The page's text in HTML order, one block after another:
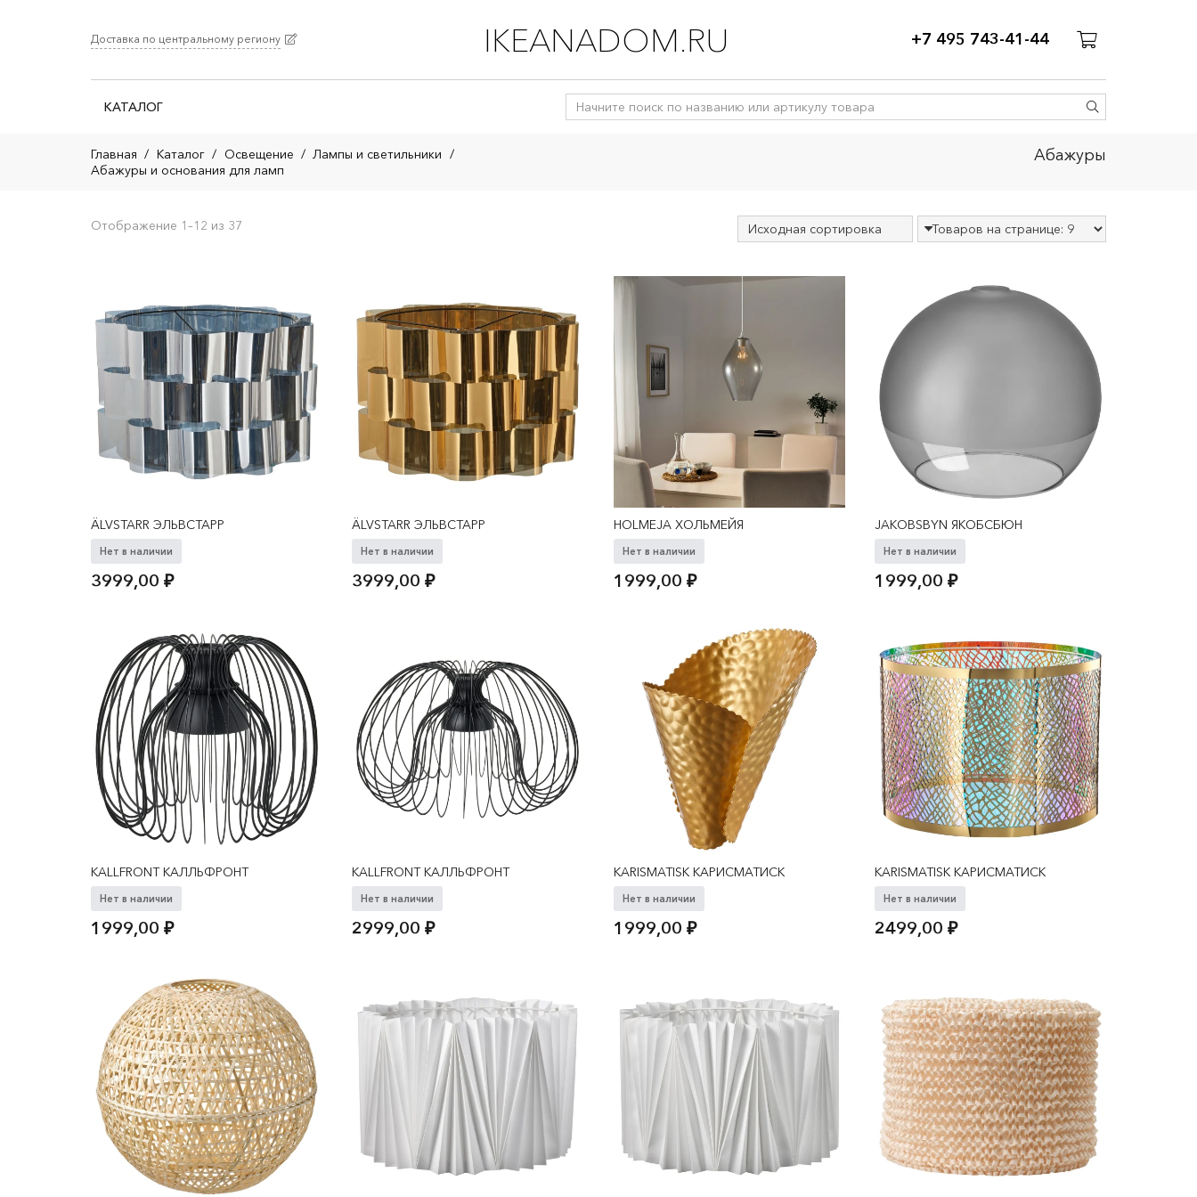
Доставка по центральному региону IKEANADOM.RU +7 495 743-41-44
КАТАЛОГ
Главная / Каталог / Освещение / Лампы и светильники /
Абажуры и основания для ламп
Абажуры
Отображение 1–12 из 37
ÄLVSTARR ЭЛЬВСТАРР
Нет в наличии
3999,00 ₽
ÄLVSTARR ЭЛЬВСТАРР
Нет в наличии
3999,00₽
HOLMEJA ХОЛЬМЕЙЯ
Нет в наличии
1999,00 ₽
JAKOBSBYN ЯКОБСБЮН
Нет в наличии
1999,00₽
KALLFRONT КАЛЛЬФРОНТ
Нет в наличии
1999,00 ₽
KALLFRONT КАЛЛЬФРОНТ
Нет в наличии
2999,00₽
KARISMATISK КАРИСМАТИСК
Нет в наличии
1999,00 ₽
KARISMATISK КАРИСМАТИСК
Нет в наличии
2499,00₽